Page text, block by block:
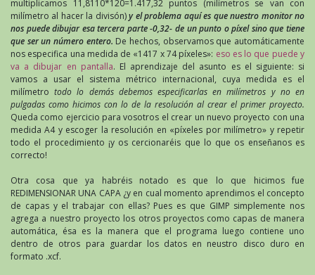
multiplicamos 11,8110*120=1.417,32 puntos (milímetros se van con
milímetro al hacer la divisón)y el problema aquí es que nuestro monitor no
nos puede dibujar esa tercera parte -0,32- de un punto o píxel sino que tiene
que ser un número entero. De hechos, observamos que automáticamente
nos especifica una medida de «1417 x 74 píxeles»: eso es lo que puede y
va a dibujar en pantalla. El aprendizaje del asunto es el siguiente: si
vamos a usar el sistema métrico internacional, cuya medida es el
milímetrotodo lo demás debemos especificarlas en milímetros y no en
pulgadas como hicimos con lo de la resolución al crear el primer proyecto.
Queda como ejercicio para vosotros el crear un nuevo proyecto con una
medida A4 y escoger la resolución en «píxeles por milímetro» y repetir
todo el procedimiento ¡y os cercionaréis que lo que os enseñanos es
correcto!
Otra cosa que ya habréis notado es que lo que hicimos fue
REDIMENSIONAR UNA CAPA ¿y en cual momento aprendimos el concepto
de capas y el trabajar con ellas? Pues es que GIMP simplemente nos
agrega a nuestro proyecto los otros proyectos como capas de manera
automática, ésa es la manera que el programa luego contiene uno
dentro de otros para guardar los datos en neustro disco duro en
formato .xcf.